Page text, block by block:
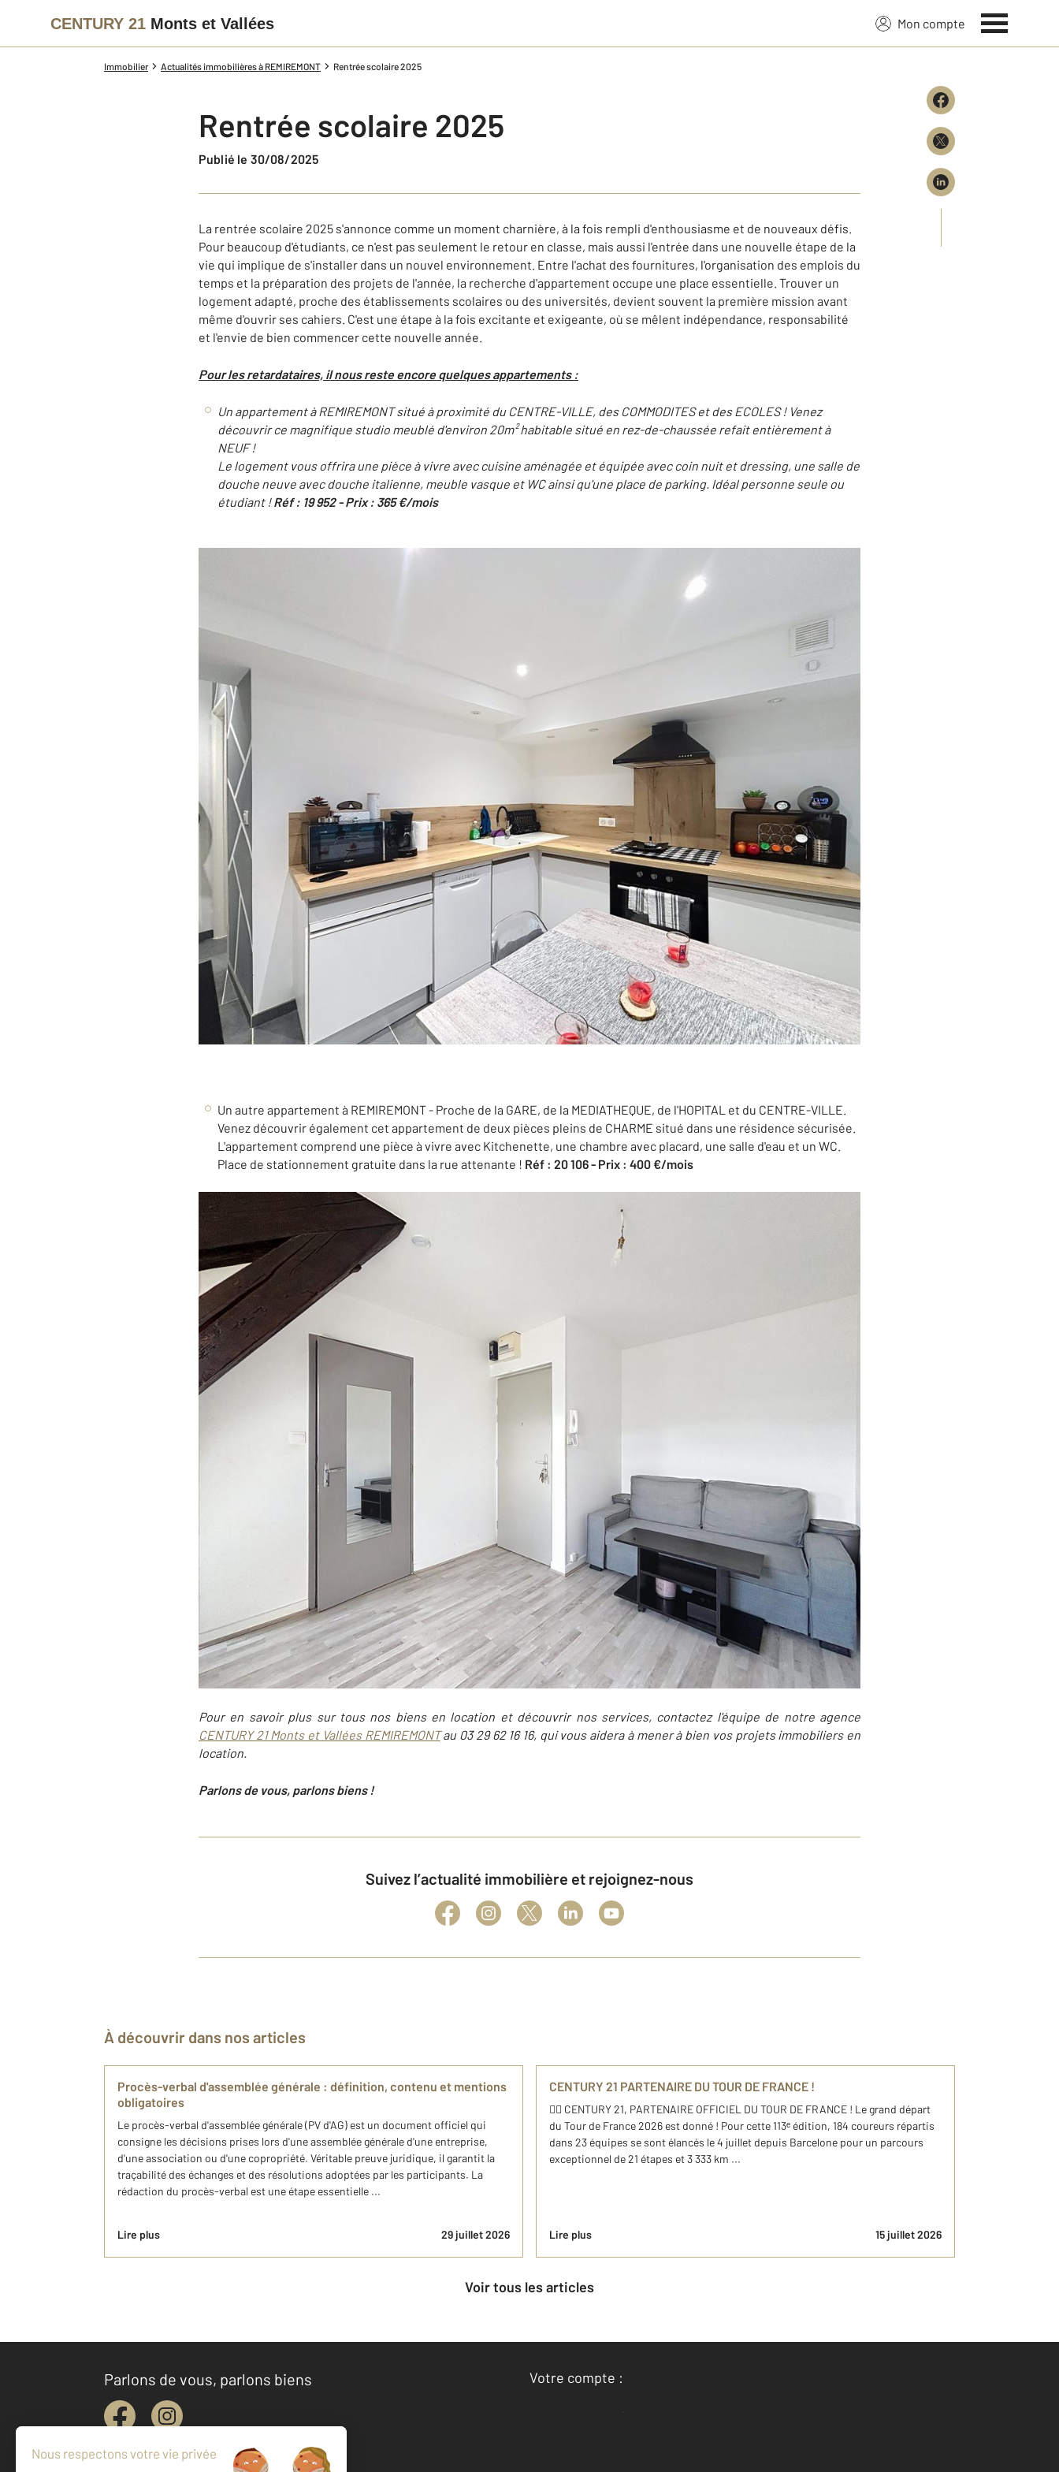
CENTURY 21 Monts et Vallées Mon compte
Immobilier Actualités immobilières à REMIREMONT Rentrée scolaire 2025
Rentrée scolaire 2025
Publié le 30/08/2025
La rentrée scolaire 2025 s'annonce comme un moment charnière, à la fois rempli d'enthousiasme et de nouveaux défis.
Pour beaucoup d'étudiants, ce n'est pas seulement le retour en classe, mais aussi l'entrée dans une nouvelle étape de la
vie qui implique de s'installer dans un nouvel environnement. Entre l'achat des fournitures, l'organisation des emplois du
temps et la préparation des projets de l'année, la recherche d'appartement occupe une place essentielle. Trouver un
logement adapté, proche des établissements scolaires ou des universités, devient souvent la première mission avant
même d'ouvrir ses cahiers. C'est une étape à la fois excitante et exigeante, où se mêlent indépendance, responsabilité
et l'envie de bien commencer cette nouvelle année.
Pour les retardataires, il nous reste encore quelques appartements :
Un appartement à REMIREMONT situé à proximité du CENTRE-VILLE, des COMMODITES et des ECOLES ! Venez
découvrir ce magnifique studio meublé d'environ 20m² habitable situé en rez-de-chaussée refait entièrement à
NEUF !
Le logement vous offrira une pièce à vivre avec cuisine aménagée et équipée avec coin nuit et dressing, une salle de
douche neuve avec douche italienne, meuble vasque et WC ainsi qu'une place de parking. Idéal personne seule ou
étudiant !Réf : 19 952 - Prix : 365 €/mois
Un autre appartement à REMIREMONT - Proche de la GARE, de la MEDIATHEQUE, de l'HOPITAL et du CENTRE-VILLE.
Venez découvrir également cet appartement de deux pièces pleins de CHARME situé dans une résidence sécurisée.
L'appartement comprend une pièce à vivre avec Kitchenette, une chambre avec placard, une salle d'eau et un WC.
Place de stationnement gratuite dans la rue attenante ! Réf : 20 106 - Prix : 400 €/mois
Pour en savoir plus sur tous nos biens en location et découvrir nos services, contactez l'équipe de notre agence
CENTURY 21 Monts et Vallées REMIREMONTau 03 29 62 16 16, qui vous aidera à mener à bien vos projets immobiliers en
location.
Parlons de vous, parlons biens !
Suivez l’actualité immobilière et rejoignez-nous
À découvrir dans nos articles
Procès-verbal d'assemblée générale : définition, contenu et mentions
obligatoires
Le procès-verbal d'assemblée générale (PV d'AG) est un document officiel qui
consigne les décisions prises lors d'une assemblée générale d'une entreprise,
d'une association ou d'une copropriété. Véritable preuve juridique, il garantit la
traçabilité des échanges et des résolutions adoptées par les participants. La
rédaction du procès-verbal est une étape essentielle ...
Lire plus 29 juillet 2026
CENTURY 21 PARTENAIRE DU TOUR DE FRANCE !
🚴‍♂️ CENTURY 21, PARTENAIRE OFFICIEL DU TOUR DE FRANCE ! Le grand départ
du Tour de France 2026 est donné ! Pour cette 113ᵉ édition, 184 coureurs répartis
dans 23 équipes se sont élancés le 4 juillet depuis Barcelone pour un parcours
exceptionnel de 21 étapes et 3 333 km ...
Lire plus 15 juillet 2026
Voir tous les articles
Parlons de vous, parlons biens
Votre compte :
Accéder à mon compte